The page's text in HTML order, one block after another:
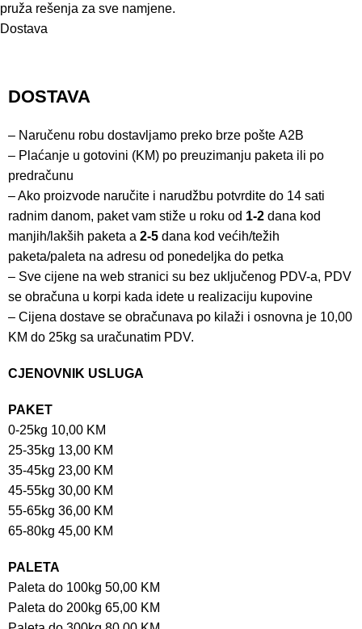
pruža rešenja za sve namjene.
Dostava
DOSTAVA
– Naručenu robu dostavljamo preko brze pošte A2B
– Plaćanje u gotovini (KM) po preuzimanju paketa ili po
predračunu
– Ako proizvode naručite i narudžbu potvrdite do 14 sati
radnim danom, paket vam stiže u roku od 1-2 dana kod
manjih/lakših paketa a 2-5 dana kod većih/težih
paketa/paleta na adresu od ponedeljka do petka
– Sve cijene na web stranici su bez uključenog PDV-a, PDV
se obračuna u korpi kada idete u realizaciju kupovine
– Cijena dostave se obračunava po kilaži i osnovna je 10,00
KM do 25kg sa uračunatim PDV.
CJENOVNIK USLUGA
PAKET
0-25kg 10,00 KM
25-35kg 13,00 KM
35-45kg 23,00 KM
45-55kg 30,00 KM
55-65kg 36,00 KM
65-80kg 45,00 KM
PALETA
Paleta do 100kg 50,00 KM
Paleta do 200kg 65,00 KM